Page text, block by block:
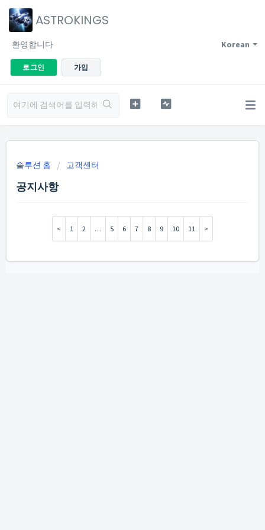
ASTROKINGS
Korean
환영합니다
로그인 가입
솔루션 홈 고객센터
공지사항
1 2 … 5 6 7 8 9 10 11